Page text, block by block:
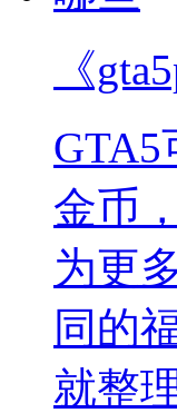
《
金币
为更
同的
就整